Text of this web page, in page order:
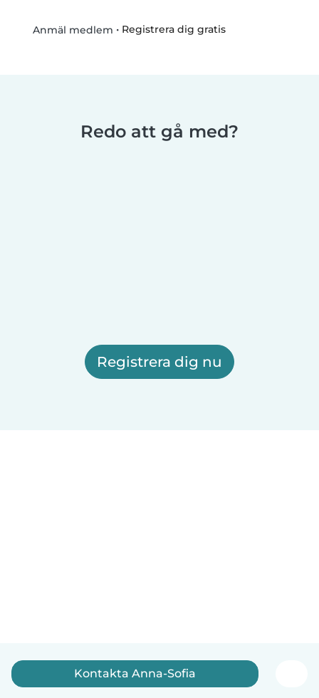
Anmäl medlem • Registrera dig gratis
Redo att gå med?
Registrera dig nu
Kontakta Anna-Sofia